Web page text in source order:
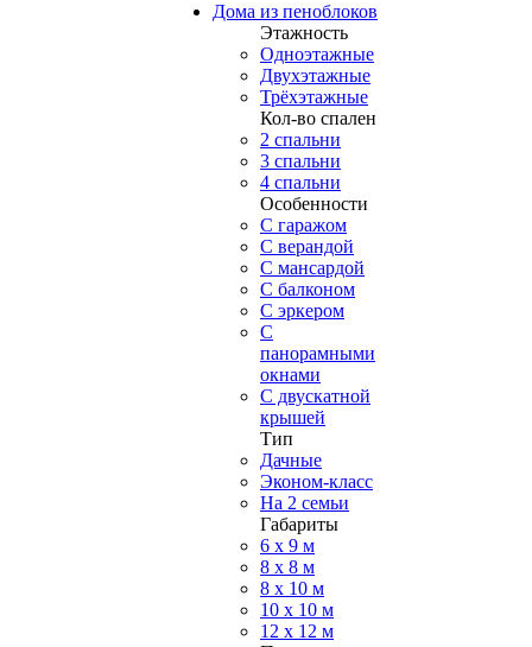
Дома из пеноблоков
Этажность
Одноэтажные
Двухэтажные
Трёхэтажные
Кол-во спален
2 спальни
3 спальни
4 спальни
Особенности
С гаражом
С верандой
С мансардой
С балконом
C эркером
С
панорамными
окнами
С двускатной
крышей
Тип
Дачные
Эконом-класс
На 2 семьи
Габариты
6 x 9 м
8 x 8 м
8 x 10 м
10 x 10 м
12 x 12 м